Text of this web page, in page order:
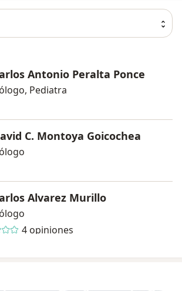
Antonio Peralta Ponce
Pediatra
C. Montoya Goicochea
Alvarez Murillo
4 opiniones